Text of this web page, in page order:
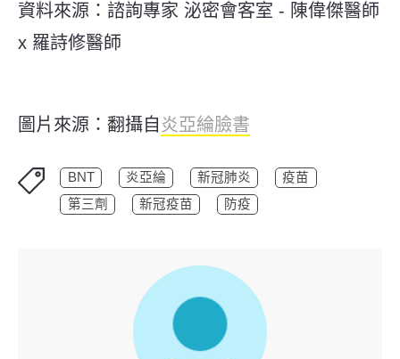
資料來源：諮詢專家 泌密會客室 - 陳偉傑醫師
x 羅詩修醫師
圖片來源：翻攝自 炎亞綸臉書
BNT 炎亞綸 新冠肺炎
疫苗
第三劑
新冠疫苗 防疫